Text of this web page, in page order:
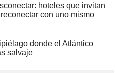
hoteles que invitan
con uno mismo
donde el Atlántico
salvaje